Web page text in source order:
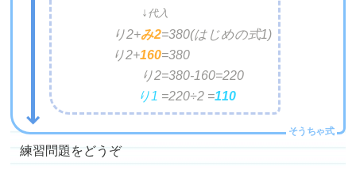
↓ 代入
り2+み2=
り2+160=
り2=
り1 =
380(はじめの式1)
380
380-160=220
220÷2 =110
練習問題をどうぞ